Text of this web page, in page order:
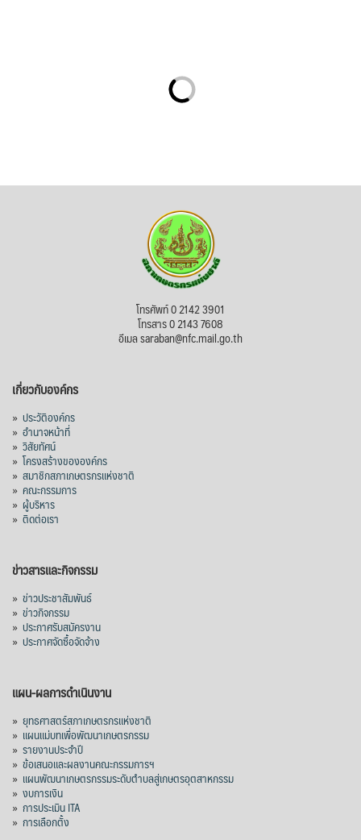
โทรศัพท์ 0 2142 3901
โทรสาร 0 2143 7608
อีเมล saraban@nfc.mail.go.th
เกี่ยวกับองค์กร
» ประวัติองค์กร
» อำนาจหน้าที่
» วิสัยทัศน์
» โครงสร้างขององค์กร
» สมาชิกสภาเกษตรกรแห่งชาติ
» คณะกรรมการ
» ผู้บริหาร
» ติดต่อเรา
ข่าวสารและกิจกรรม
» ข่าวประชาสัมพันธ์
» ข่าวกิจกรรม
» ประกาศรับสมัครงาน
» ประกาศจัดซื้อจัดจ้าง
แผน-ผลการดำเนินงาน
» ยุทธศาสตร์สภาเกษตรกรแห่งชาติ
» แผนแม่บทเพื่อพัฒนาเกษตรกรรม
» รายงานประจำปี
» ข้อเสนอและผลงานคณะกรรมการฯ
» แผนพัฒนาเกษตรกรรมระดับตำบลสู่เกษตรอุตสาหกรรม
» งบการเงิน
» การประเมิน ITA
» การเลือกตั้ง